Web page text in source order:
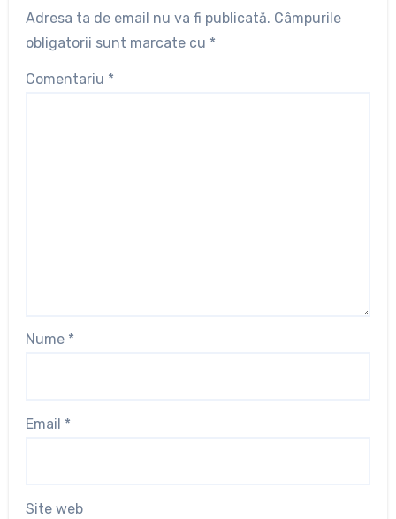
Adresa ta de email nu va fi publicată. Câmpurile
obligatorii sunt marcate cu *
Comentariu *
Nume *
Email *
Site web